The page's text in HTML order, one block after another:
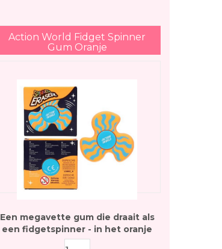
Action World Fidget Spinner
Gum Oranje
Een megavette gum die draait als
een fidgetspinner - in het oranje